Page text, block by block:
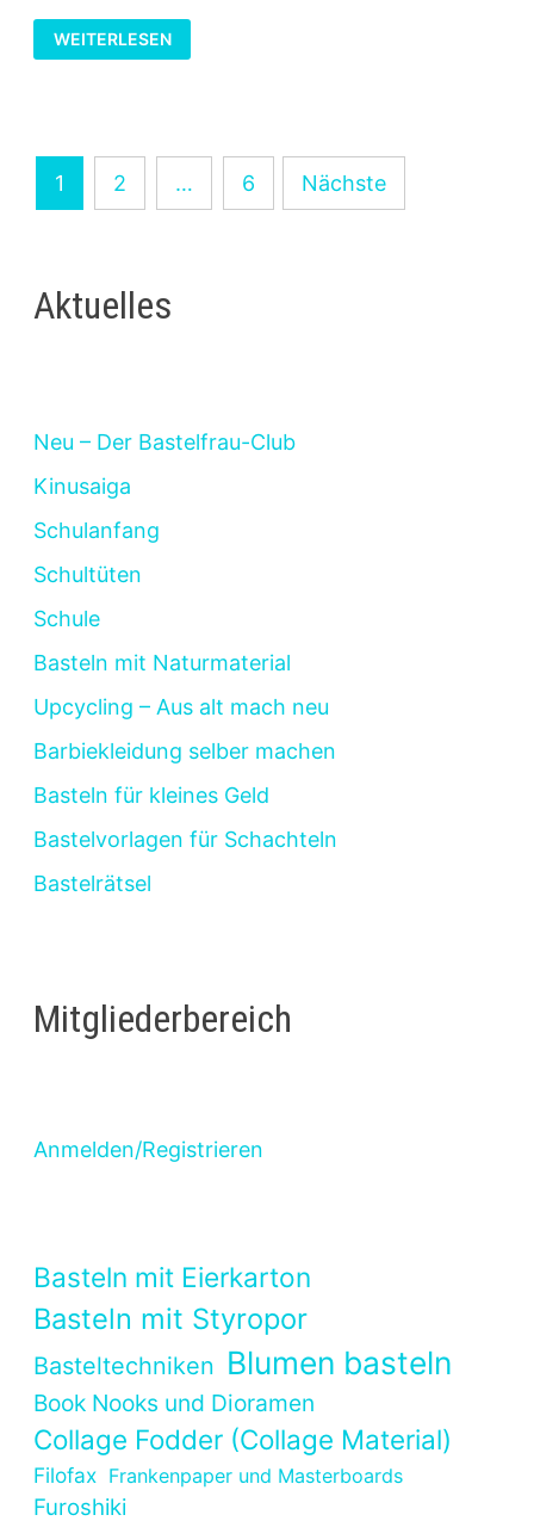
LEIM
–
DER
WEITERLESEN
Seitennummerierung
der
1 2 … 6 Nächste
Aktuelles
Neu – Der Bastelfrau-Club
Kinusaiga
Schulanfang
Schultüten
Schule
Basteln mit Naturmaterial
Upcycling – Aus alt mach neu
Barbiekleidung selber machen
Basteln für kleines Geld
Bastelvorlagen für Schachteln
Bastelrätsel
Mitgliederbereich
Anmelden/Registrieren
Basteln mit Eierkarton
Basteln mit Styropor
Basteltechniken Blumen basteln
Book Nooks und Dioramen
Collage Fodder (Collage Material)
Filofax Frankenpaper und Masterboards
Furoshiki